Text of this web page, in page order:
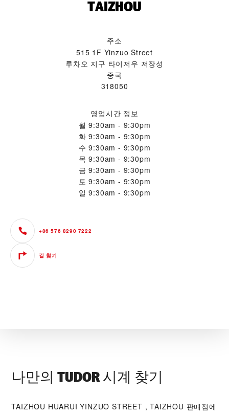
TAIZHOU‬
주소
515 1F Yinzuo Street
루차오 지구 타이저우 저장성
중국
318050
영업시간 정보
월 9:30am - 9:30pm
화 9:30am - 9:30pm
수 9:30am - 9:30pm
목 9:30am - 9:30pm
금 9:30am - 9:30pm
토 9:30am - 9:30pm
일 9:30am - 9:30pm
+86 576 8290 7222
길 찾기
나만의 TUDOR 시계 찾기
‭TAIZHOU HUARUI YINZUO STREET , TAIZHOU‬ 판매점에